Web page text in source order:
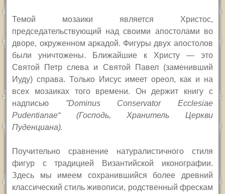
Темой мозаики является Христос,
председательствующий над своими апостолами во
дворе, окруженном аркадой. Фигуры двух апостолов
были уничтожены. Ближайшие к Христу — это
Святой Петр слева и Святой Павел (заменивший
Иуду) справа. Только Иисус имеет ореол, как и на
всех мозаиках того времени. Он держит книгу с
надписью ”Dominus Conservator Ecclesiae
Pudentianae“ (Господь, Хранитель Церкви
Пуденциана).
Поучительно сравнение натуралистичного стиля
фигур с традицией Византийской иконографии.
Здесь мы имеем сохранившийся более древний
классический стиль живописи, родственный фрескам